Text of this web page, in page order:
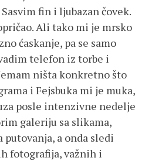
fin i ljubazan čovek.
Ali tako mi je mrsko
ćaskanje, pa se samo
telefon iz torbe i
ništa konkretno što
i Fejsbuka mi je muka,
posle intenzivne nedelje
galeriju sa slikama,
putovanja, a onda sledi
fotografija, važnih i